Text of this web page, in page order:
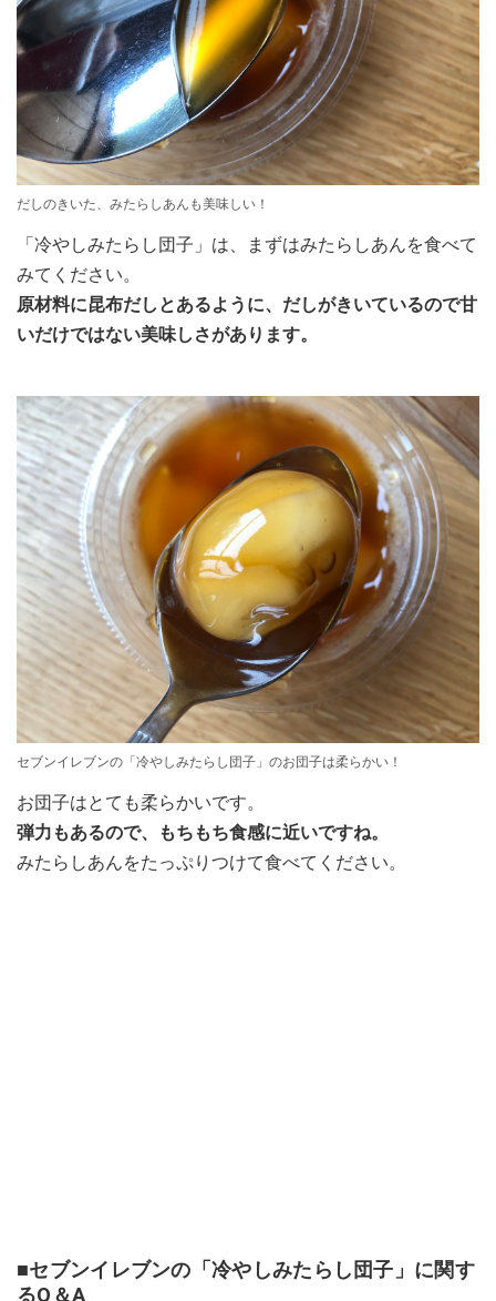
だしのきいた、みたらしあんも美味しい！
「冷やしみたらし団子」は、まずはみたらしあんを食べて
みてください。
原材料に昆布だしとあるように、だしがきいているので甘
いだけではない美味しさがあります。
セブンイレブンの「冷やしみたらし団子」のお団子は柔らかい！
お団子はとても柔らかいです。
弾力もあるので、もちもち食感に近いですね。
みたらしあんをたっぷりつけて食べてください。
■セブンイレブンの「冷やしみたらし団子」に関す
るQ＆A